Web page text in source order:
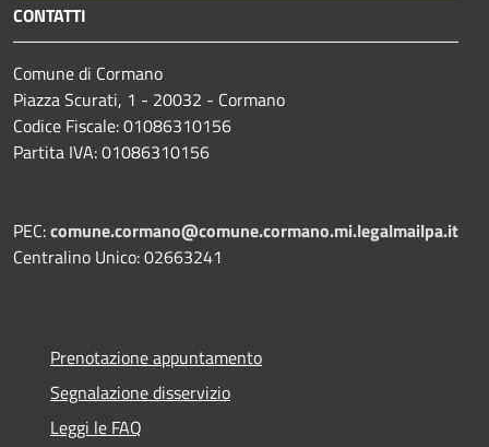
CONTATTI
Comune di Cormano
Piazza Scurati, 1 - 20032 - Cormano
Codice Fiscale: 01086310156
Partita IVA: 01086310156
PEC:comune.cormano@comune.cormano.mi.legalmailpa.it
Centralino Unico: 02663241
Prenotazione appuntamento
Segnalazione disservizio
Leggi le FAQ